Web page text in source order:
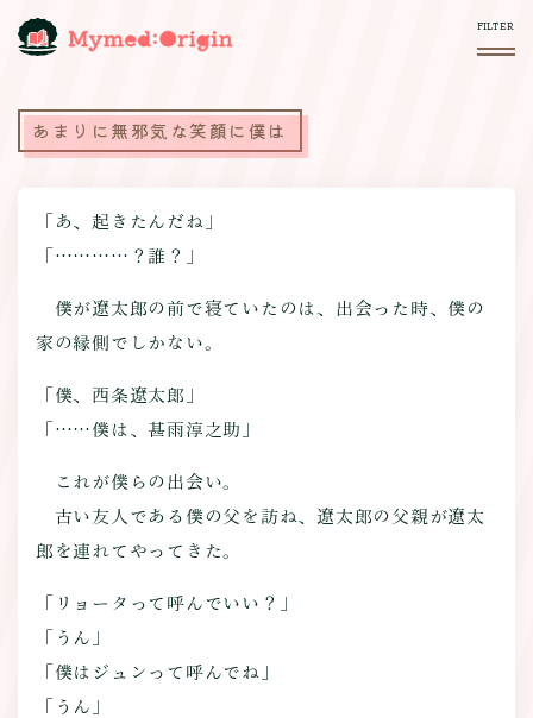
あまりに無邪気な笑顔に僕は
「あ、起きたんだね」
「…………？誰？」
僕が遼太郎の前で寝ていたのは、出会った時、僕の
家の縁側でしかない。
「僕、西条遼太郎」
「……僕は、甚雨淳之助」
これが僕らの出会い。
古い友人である僕の父を訪ね、遼太郎の父親が遼太
郎を連れてやってきた。
「リョータって呼んでいい？」
「うん」
「僕はジュンって呼んでね」
「うん」